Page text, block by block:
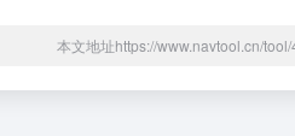
本文地址https://www.navtool.cn/